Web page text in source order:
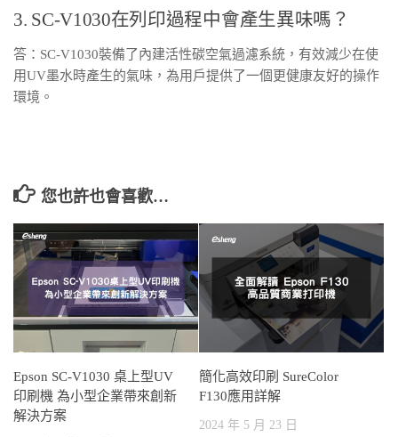
3. SC-V1030在列印過程中會產生異味嗎？
答：SC-V1030裝備了內建活性碳空氣過濾系統，有效減少在使
用UV墨水時產生的氣味，為用戶提供了一個更健康友好的操作
環境。
您也許也會喜歡…
Epson SC-V1030 桌上型UV
印刷機 為小型企業帶來創新
解決方案
簡化高效印刷 SureColor
F130應用詳解
2024 年 5 月 23 日